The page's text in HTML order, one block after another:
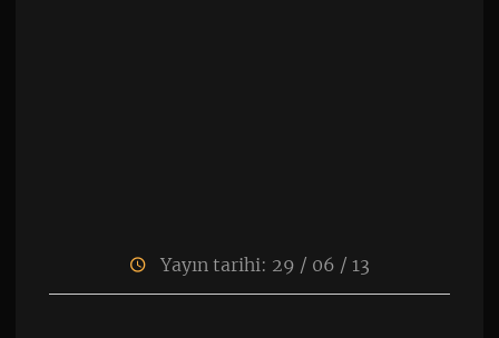
Yayın tarihi: 29 / 06 / 13